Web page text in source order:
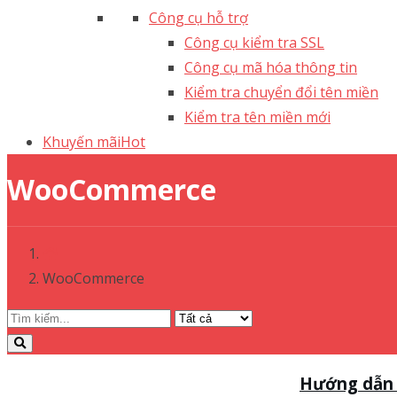
Công cụ hỗ trợ
Công cụ kiểm tra SSL
Công cụ mã hóa thông tin
Kiểm tra chuyển đổi tên miền
Kiểm tra tên miền mới
Khuyến mãiHot
WooCommerce
WooCommerce
Hướng